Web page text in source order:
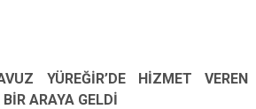
YÜREĞİR’DE HİZMET VEREN
ARAYA GELDİ